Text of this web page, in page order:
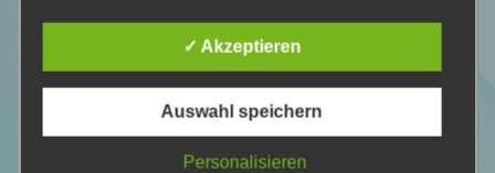
f) Pseudonymisierung
Pseudonymisierung ist die Verarbeitung
✓ Akzeptieren
Auswahl speichern
Personalisieren